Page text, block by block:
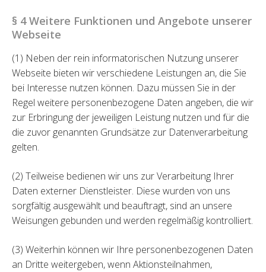
§ 4 Weitere Funktionen und Angebote unserer
Webseite
(1) Neben der rein informatorischen Nutzung unserer
Webseite bieten wir verschiedene Leistungen an, die Sie
bei Interesse nutzen können. Dazu müssen Sie in der
Regel weitere personenbezogene Daten angeben, die wir
zur Erbringung der jeweiligen Leistung nutzen und für die
die zuvor genannten Grundsätze zur Datenverarbeitung
gelten.
(2) Teilweise bedienen wir uns zur Verarbeitung Ihrer
Daten externer Dienstleister. Diese wurden von uns
sorgfältig ausgewählt und beauftragt, sind an unsere
Weisungen gebunden und werden regelmäßig kontrolliert.
(3) Weiterhin können wir Ihre personenbezogenen Daten
an Dritte weitergeben, wenn Aktionsteilnahmen,